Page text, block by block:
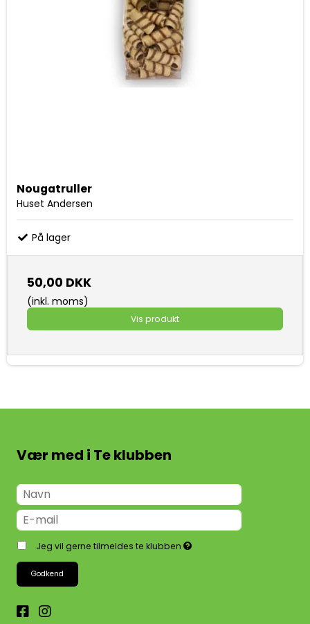
Nougatruller
Huset Andersen
På lager
50,00 DKK
(inkl. moms)
Vis produkt
Vær med i Te klubben
Jeg vil gerne tilmeldes te klubben
Godkend